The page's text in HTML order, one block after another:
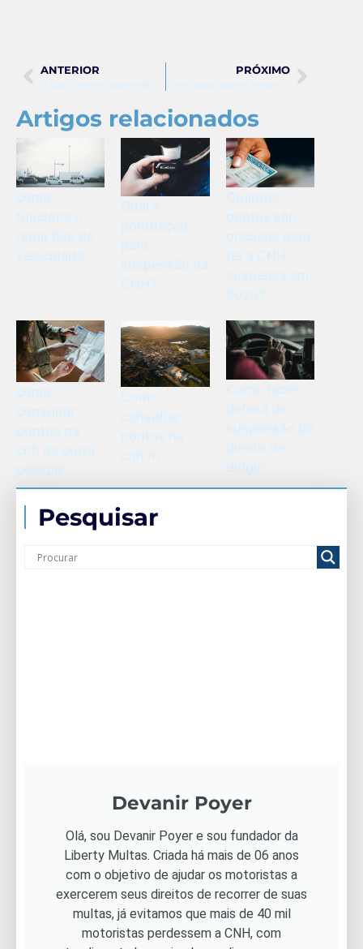
ANTERIOR PRÓXIMO
Artigos relacionados
pessoa
dirigir
Pesquisar
Devanir Poyer
Olá, sou Devanir Poyer e sou fundador da
Liberty Multas. Criada há mais de 06 anos
com o objetivo de ajudar os motoristas a
exercerem seus direitos de recorrer de suas
multas, já evitamos que mais de 40 mil
motoristas perdessem a CNH, com